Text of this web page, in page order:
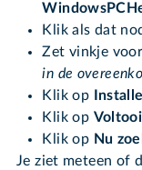
Klik als dat
Zet vinkje voor
in de
Klik op
Klik op
Klik op Nu
Je ziet meteen of